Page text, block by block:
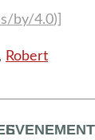
by/4.0)]
, Robert